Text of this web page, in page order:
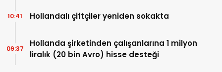
Hollandalı çiftçiler yeniden sokakta
10:41
Hollanda şirketinden çalışanlarına 1 milyon
liralık (20 bin Avro) hisse desteği
09:37